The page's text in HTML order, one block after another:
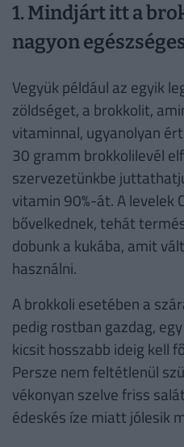
1. Mindjárt itt a
nagyon
Vegyük például az egyik
zöldséget, a brokkolit,
vitaminnal, ugyanolyan
30 gramm brokkolilevél
szervezetünkbe
vitamin 90%-át. A levelek
bővelkednek, tehát
dobunk a kukába, amit
használni.
A brokkoli esetében a
pedig rostban gazdag,
kicsit hosszabb ideig kell
Persze nem feltétlenül
vékonyan szelve friss
édeskés íze miatt jólesik